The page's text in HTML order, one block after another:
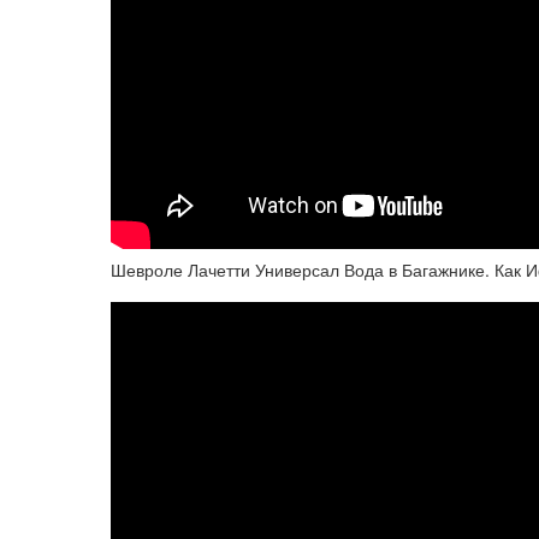
Шевроле Лачетти Универсал Вода в Багажнике. Как